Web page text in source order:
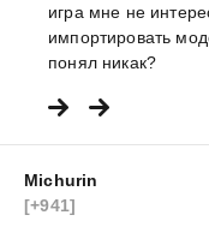
игра мне не
импортировать
понял никак?
Michurin
[+941]